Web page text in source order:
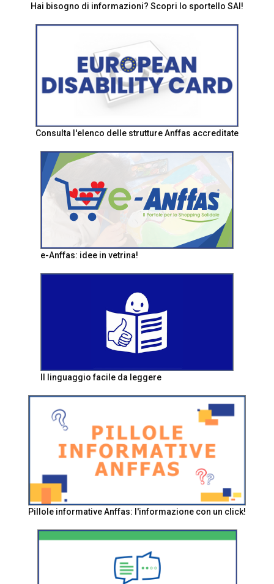
Hai bisogno di informazioni? Scopri lo sportello SAI!
Consulta l'elenco delle strutture Anffas accreditate
e-Anffas: idee in vetrina!
Il linguaggio facile da leggere
Pillole informative Anffas: l'informazione con un click!